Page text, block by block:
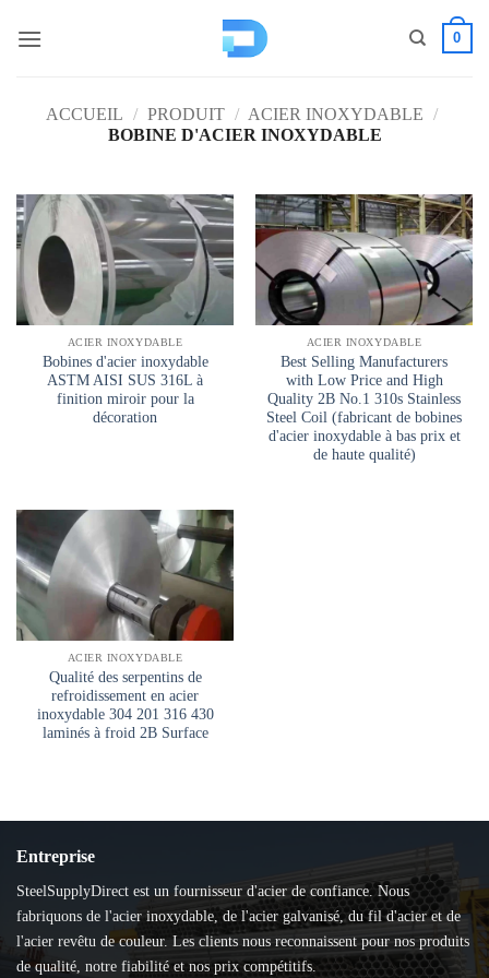
0
ACCUEIL / PRODUIT / ACIER INOXYDABLE /
BOBINE D'ACIER INOXYDABLE
ACIER INOXYDABLE
Bobines d'acier inoxydable
ASTM AISI SUS 316L à
finition miroir pour la
décoration
ACIER INOXYDABLE
Best Selling Manufacturers
with Low Price and High
Quality 2B No.1 310s Stainless
Steel Coil (fabricant de bobines
d'acier inoxydable à bas prix et
de haute qualité)
ACIER INOXYDABLE
Qualité des serpentins de
refroidissement en acier
inoxydable 304 201 316 430
laminés à froid 2B Surface
Entreprise
SteelSupplyDirect est un fournisseur d'acier de confiance. Nous
fabriquons de l'acier inoxydable, de l'acier galvanisé, du fil d'acier et de
l'acier revêtu de couleur. Les clients nous reconnaissent pour nos produits
de qualité, notre fiabilité et nos prix compétitifs.